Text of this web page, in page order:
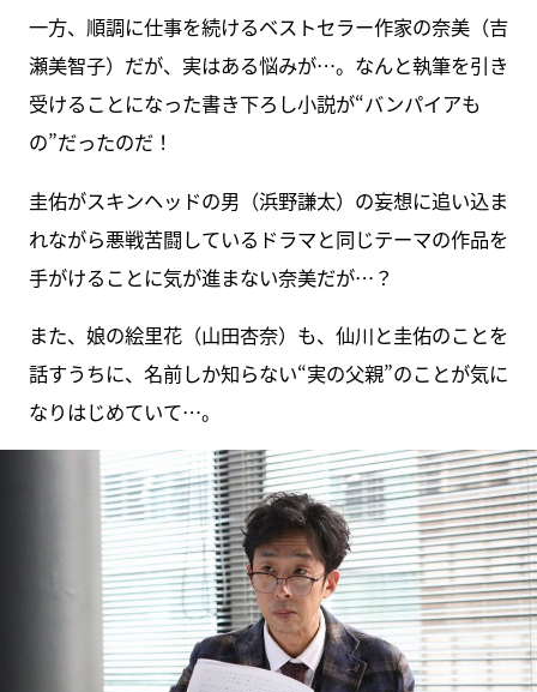
一方、順調に仕事を続けるベストセラー作家の奈美（吉
瀬美智子）だが、実はある悩みが…。なんと執筆を引き
受けることになった書き下ろし小説が“バンパイアも
の”だったのだ！
圭佑がスキンヘッドの男（浜野謙太）の妄想に追い込ま
れながら悪戦苦闘しているドラマと同じテーマの作品を
手がけることに気が進まない奈美だが…？
また、娘の絵里花（山田杏奈）も、仙川と圭佑のことを
話すうちに、名前しか知らない“実の父親”のことが気に
なりはじめていて…。